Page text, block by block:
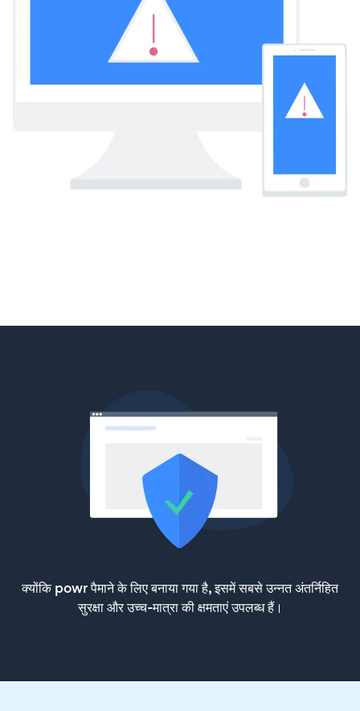
क्योंकि powr पैमाने के लिए बनाया गया है, इसमें सबसे उन्नत अंतर्निहित
सुरक्षा और उच्च-मात्रा की क्षमताएं उपलब्ध हैं।